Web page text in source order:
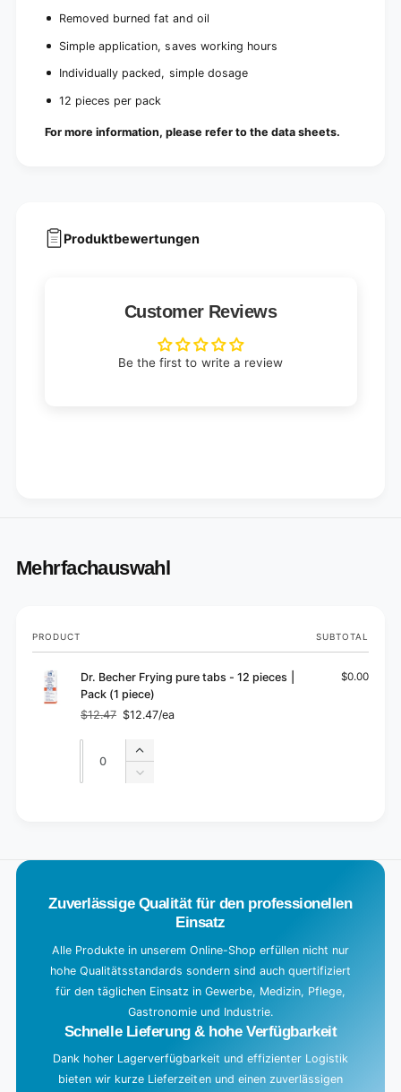
Removed burned fat and oil
Simple application, saves working hours
Individually packed, simple dosage
12 pieces per pack
For more information, please refer to the data sheets.
Produktbewertungen
Customer Reviews
Be the first to write a review
Mehrfachauswahl
Your
cart
PRODUCT SUBTOTAL
Dr. Becher Frying pure tabs - 12 pieces |
Pack (1 piece)
Regular
price
$12.47
Sale
price
$12.47/ea
$0.00
Increase
quantity
Decrease
a
Zuverlässige Qualität für den professionellen
Einsatz
Alle Produkte in unserem Online-Shop erfüllen nicht nur
hohe Qualitätsstandards sondern sind auch quertifiziert
für den täglichen Einsatz in Gewerbe, Medizin, Pflege,
Gastronomie und Industrie.
Schnelle Lieferung & hohe Verfügbarkeit
Dank hoher Lagerverfügbarkeit und effizienter Logistik
bieten wir kurze Lieferzeiten und einen zuverlässigen